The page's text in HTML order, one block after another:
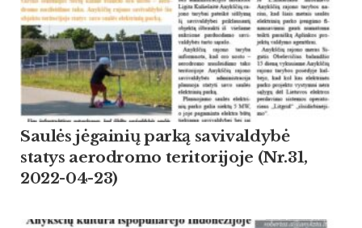
Saulės jėgainių parką savivaldybė
statys aerodromo teritorijoje (Nr.31,
2022-04-23)